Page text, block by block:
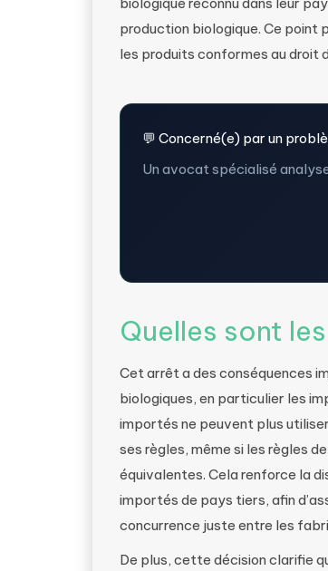
production biologique. Ce point
les produits conformes au droit
💬 Concerné(e) par un
Un avocat spécialisé
Quelles sont
Cet arrêt a des conséquences
biologiques, en particulier les
importés ne peuvent plus
ses règles, même si les règles
équivalentes. Cela renforce la
importés de pays tiers, afin
concurrence juste entre les
De plus, cette décision clarifie